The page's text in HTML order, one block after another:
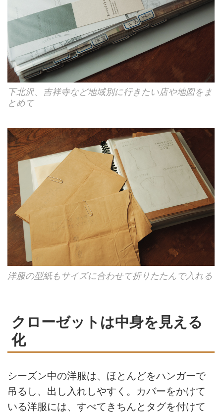
下北沢、吉祥寺など地域別に行きたい店や地図をま
とめて
洋服の型紙もサイズに合わせて折りたたんで入れる
クローゼットは中身を見える
化
シーズン中の洋服は、ほとんどをハンガーで
吊るし、出し入れしやすく。カバーをかけて
いる洋服には、すべてきちんとタグを付けて